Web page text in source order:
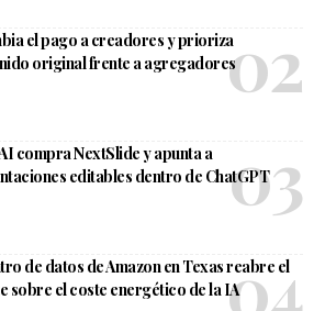
el pago a creadores y prioriza
original frente a agregadores
compra NextSlide y apunta a
editables dentro de ChatGPT
de datos de Amazon en Texas reabre el
sobre el coste energético de la IA